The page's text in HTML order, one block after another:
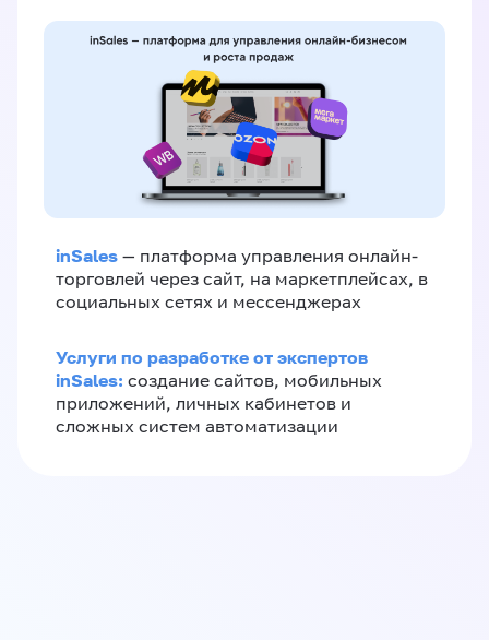
inSales — платформа управления онлайн-
торговлей через сайт, на маркетплейсах, в
социальных сетях и мессенджерах
Услуги по разработке от экспертов
inSales: создание сайтов, мобильных
приложений, личных кабинетов и
сложных систем автоматизации